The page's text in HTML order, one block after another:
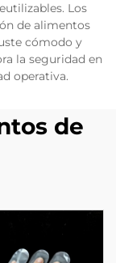
Los
de alimentos
cómodo y
la seguridad en
operativa.
de